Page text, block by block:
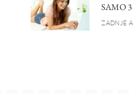
SAMO
ZADNJE